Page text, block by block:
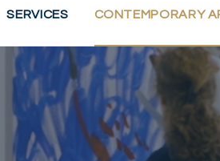
SERVICES CONTEMPORARY